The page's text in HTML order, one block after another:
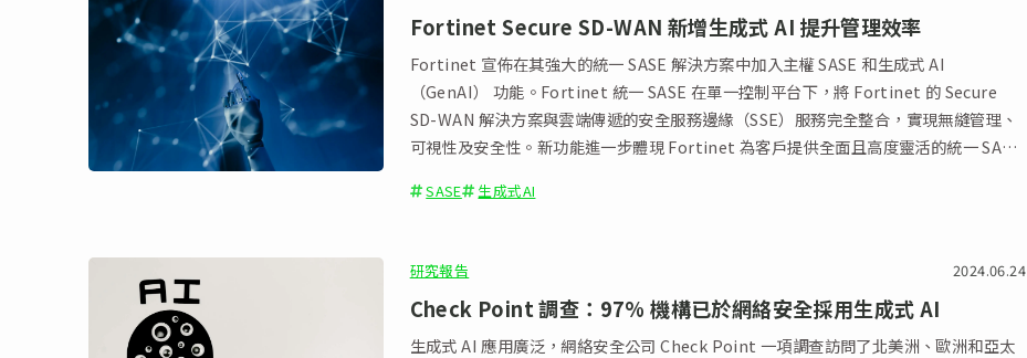
Fortinet Secure SD-WAN 新增生成式 AI 提升管理效率
Fortinet 宣佈在其強大的統一 SASE 解決方案中加入主權 SASE 和生成式 AI
（GenAI） 功能。Fortinet 統一 SASE 在單一控制平台下，將 Fortinet 的 Secure
SD-WAN 解決方案與雲端傳遞的安全服務邊緣（SSE）服務完全整合，實現無縫管理、
可視性及安全性。新功能進一步體現 Fortinet 為客戶提供全面且高度靈活的統一 SASE
SASE 生成式AI
研究報告 2024.06.24
Check Point 調查：97% 機構已於網絡安全採用生成式 AI
生成式 AI 應用廣泛，網絡安全公司 Check Point 一項調查訪問了北美洲、歐洲和亞太